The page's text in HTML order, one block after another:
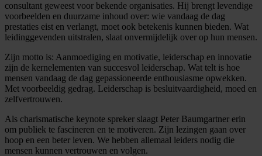
consultant geweest voor bekende organisaties. Hij brengt levendige
voorbeelden en duurzame inhoud over: wie vandaag de dag
prestaties eist en verlangt, moet ook betekenis kunnen bieden. Wat
leidinggevenden uitstralen, slaat onvermijdelijk over op hun mensen.
Zijn motto is: Aanmoediging en motivatie, leiderschap en innovatie
zijn de kernelementen van succesvol leiderschap. Wat telt is hoe
mensen vandaag de dag gepassioneerde enthousiasme opwekken.
Met voorbeeldig gedrag. Leiderschap is besluitvaardigheid, moed en
zelfvertrouwen.
Als charismatische keynote spreker slaagt Peter Baumgartner erin
om publiek te fascineren en te motiveren. Zijn lezingen gaan over
hoop en een beter leven. We hebben allemaal leiders nodig die
mensen kunnen vertrouwen en volgen.